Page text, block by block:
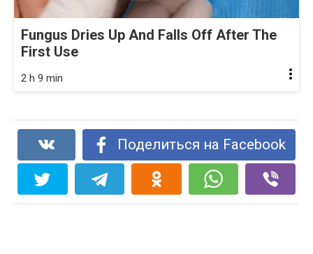
Fungus Dries Up And Falls Off After The
First Use
2 h 9 min
Поделиться на Facebook